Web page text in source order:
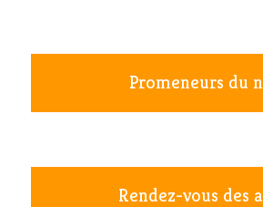
Promeneurs du
Rendez-vous des